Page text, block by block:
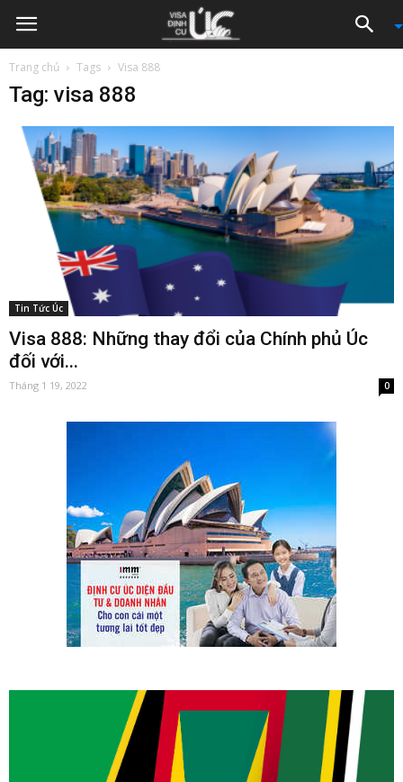
Trang chủ Tags Visa 888
Tag: visa 888
Tin Tức Úc
Visa 888: Những thay đổi của Chính phủ Úc
đối với...
Tháng 1 19, 2022 0